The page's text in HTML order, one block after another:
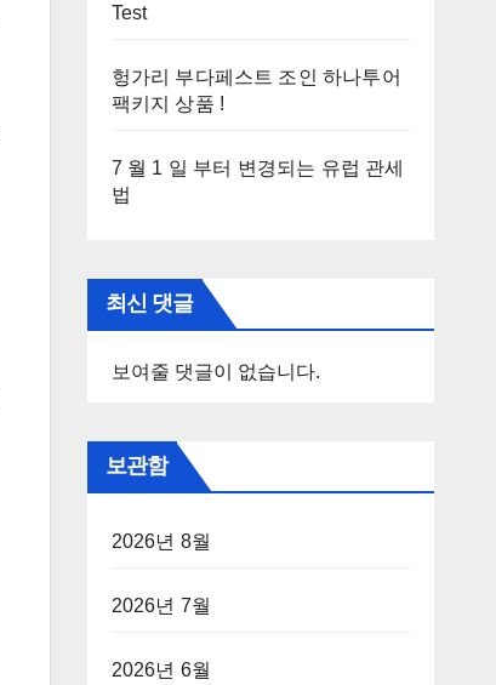
Test
헝가리 부다페스트 조인 하나투어
팩키지 상품 !
7 월 1 일 부터 변경되는 유럽 관세
법
최신 댓글
보여줄 댓글이 없습니다.
보관함
2026년 8월
2026년 7월
2026년 6월